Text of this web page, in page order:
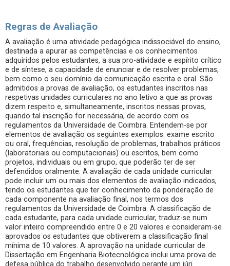
Regras de Avaliação
A avaliação é uma atividade pedagógica indissociável do ensino,
destinada a apurar as competências e os conhecimentos
adquiridos pelos estudantes, a sua pro-atividade e espírito crítico
e de síntese, a capacidade de enunciar e de resolver problemas,
bem como o seu domínio da comunicação escrita e oral. São
admitidos a provas de avaliação, os estudantes inscritos nas
respetivas unidades curriculares no ano letivo a que as provas
dizem respeito e, simultaneamente, inscritos nessas provas,
quando tal inscrição for necessária, de acordo com os
regulamentos da Universidade de Coimbra. Entendem-se por
elementos de avaliação os seguintes exemplos: exame escrito
ou oral, frequências, resolução de problemas, trabalhos práticos
(laboratoriais ou computacionais) ou escritos, bem como
projetos, individuais ou em grupo, que poderão ter de ser
defendidos oralmente. A avaliação de cada unidade curricular
pode incluir um ou mais dos elementos de avaliação indicados,
tendo os estudantes que ter conhecimento da ponderação de
cada componente na avaliação final, nos termos dos
regulamentos da Universidade de Coimbra. A classificação de
cada estudante, para cada unidade curricular, traduz-se num
valor inteiro compreendido entre 0 e 20 valores e consideram-se
aprovados os estudantes que obtiverem a classificação final
mínima de 10 valores. A aprovação na unidade curricular de
Dissertação em Engenharia Biotecnológica inclui uma prova de
defesa pública do trabalho desenvolvido perante um júri